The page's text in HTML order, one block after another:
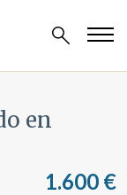
en
1.600 €